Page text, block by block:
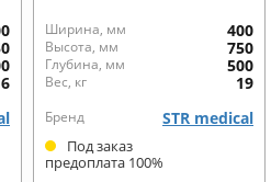
Ширина, мм 400
Высота, мм 750
Глубина, мм 500
Вес, кг 19
Бренд STR medical
Под заказ
предоплата 100%